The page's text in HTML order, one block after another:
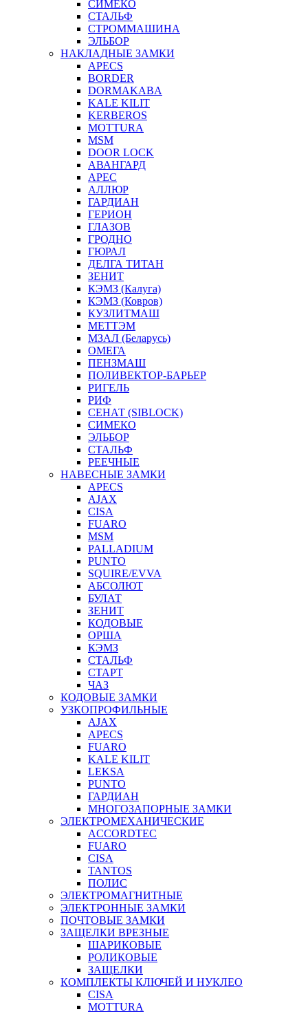
СИМЕКО
СТАЛЬФ
СТРОММАШИНА
ЭЛЬБОР
НАКЛАДНЫЕ ЗАМКИ
APECS
BORDER
DORMAKABA
KALE KILIT
KERBEROS
MOTTURA
MSM
DOOR LOCK
АВАНГАРД
АРЕС
АЛЛЮР
ГАРДИАН
ГЕРИОН
ГЛАЗОВ
ГРОДНО
ГЮРАЛ
ДЕЛГА ТИТАН
ЗЕНИТ
КЭМЗ (Калуга)
КЭМЗ (Ковров)
КУЗЛИТМАШ
МЕТТЭМ
МЗАЛ (Беларусь)
ОМЕГА
ПЕНЗМАШ
ПОЛИВЕКТОР-БАРЬЕР
РИГЕЛЬ
РИФ
СЕНАТ (SIBLOCK)
СИМЕКО
ЭЛЬБОР
СТАЛЬФ
РЕЕЧНЫЕ
НАВЕСНЫЕ ЗАМКИ
APECS
AJAX
CISA
FUARO
MSM
PALLADIUM
PUNTO
SQUIRE/EVVA
АБСОЛЮТ
БУЛАТ
ЗЕНИТ
КОДОВЫЕ
ОРША
КЭМЗ
СТАЛЬФ
СТАРТ
ЧАЗ
КОДОВЫЕ ЗАМКИ
УЗКОПРОФИЛЬНЫЕ
AJAX
APECS
FUARO
KALE KILIT
LEKSA
PUNTO
ГАРДИАН
МНОГОЗАПОРНЫЕ ЗАМКИ
ЭЛЕКТРОМЕХАНИЧЕСКИЕ
ACCORDTEC
FUARO
CISA
TANTOS
ПОЛИС
ЭЛЕКТРОМАГНИТНЫЕ
ЭЛЕКТРОННЫЕ ЗАМКИ
ПОЧТОВЫЕ ЗАМКИ
ЗАЩЕЛКИ ВРЕЗНЫЕ
ШАРИКОВЫЕ
РОЛИКОВЫЕ
ЗАЩЕЛКИ
КОМПЛЕКТЫ КЛЮЧЕЙ И НУКЛЕО
CISA
MOTTURA